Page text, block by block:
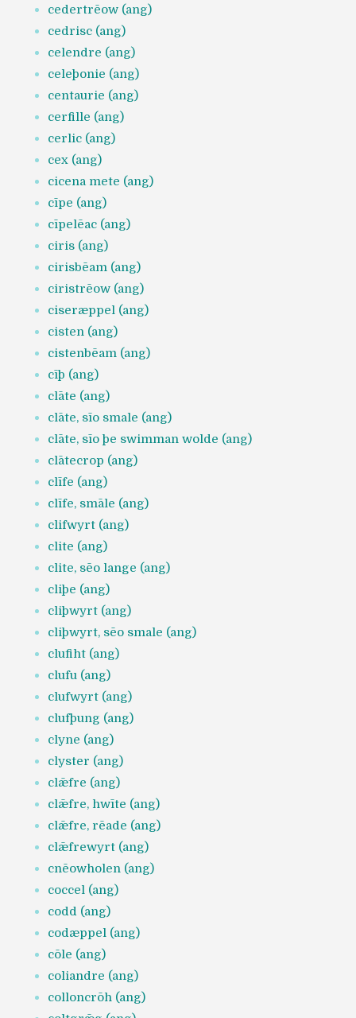
cedertrēow (ang)
cedrisc (ang)
celendre (ang)
celeþonie (ang)
centaurie (ang)
cerfille (ang)
cerlic (ang)
cex (ang)
cicena mete (ang)
cīpe (ang)
cīpelēac (ang)
ciris (ang)
cirisbēam (ang)
ciristrēow (ang)
ciseræppel (ang)
cisten (ang)
cistenbēam (ang)
cīþ (ang)
clāte (ang)
clāte, sīo smale (ang)
clāte, sīo þe swimman wolde (ang)
clātecrop (ang)
clīfe (ang)
clīfe, smāle (ang)
clifwyrt (ang)
clite (ang)
clite, sēo lange (ang)
cliþe (ang)
cliþwyrt (ang)
cliþwyrt, sēo smale (ang)
clufiht (ang)
clufu (ang)
clufwyrt (ang)
clufþung (ang)
clyne (ang)
clyster (ang)
clǣfre (ang)
clǣfre, hwīte (ang)
clǣfre, rēade (ang)
clǣfrewyrt (ang)
cnēowholen (ang)
coccel (ang)
codd (ang)
codæppel (ang)
cōle (ang)
coliandre (ang)
colloncrōh (ang)